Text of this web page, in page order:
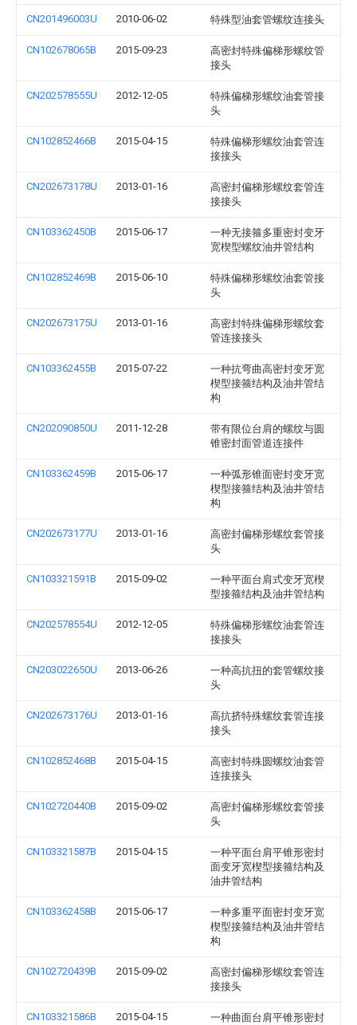
CN201496003U 2010-06-02 特殊型油套管螺纹连接头
CN102678065B 2015-09-23
高密封特殊偏梯形螺纹管
接头
CN202578555U 2012-12-05
特殊偏梯形螺纹油套管接
头
CN102852466B 2015-04-15
特殊偏梯形螺纹油套管连
接接头
CN202673178U 2013-01-16
高密封偏梯形螺纹套管连
接接头
CN103362450B 2015-06-17
一种无接箍多重密封变牙
宽楔型螺纹油井管结构
CN102852469B 2015-06-10
特殊偏梯形螺纹油套管接
头
CN202673175U 2013-01-16
高密封特殊偏梯形螺纹套
管连接接头
CN103362455B 2015-07-22
一种抗弯曲高密封变牙宽
楔型接箍结构及油井管结
构
CN202090850U 2011-12-28
带有限位台肩的螺纹与圆
锥密封面管道连接件
CN103362459B 2015-06-17
一种弧形锥面密封变牙宽
楔型接箍结构及油井管结
构
CN202673177U 2013-01-16
高密封偏梯形螺纹套管接
头
CN103321591B 2015-09-02
一种平面台肩式变牙宽楔
型接箍结构及油井管结构
CN202578554U 2012-12-05
特殊偏梯形螺纹油套管连
接接头
CN203022650U 2013-06-26
一种高抗扭的套管螺纹接
头
CN202673176U 2013-01-16
高抗挤特殊螺纹套管连接
接头
CN102852468B 2015-04-15
高密封特殊圆螺纹油套管
连接接头
CN102720440B 2015-09-02
高密封偏梯形螺纹套管接
头
CN103321587B 2015-04-15
一种平面台肩平锥形密封
面变牙宽楔型接箍结构及
油井管结构
CN103362458B 2015-06-17
一种多重平面密封变牙宽
楔型接箍结构及油井管结
构
CN102720439B 2015-09-02
高密封偏梯形螺纹套管连
接接头
CN103321586B 2015-04-15
一种曲面台肩平锥形密封